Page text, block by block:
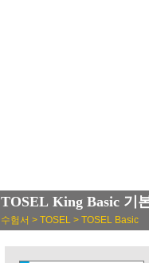
TOSEL King Basic 기
수험서 > TOSEL > TOSEL Basic